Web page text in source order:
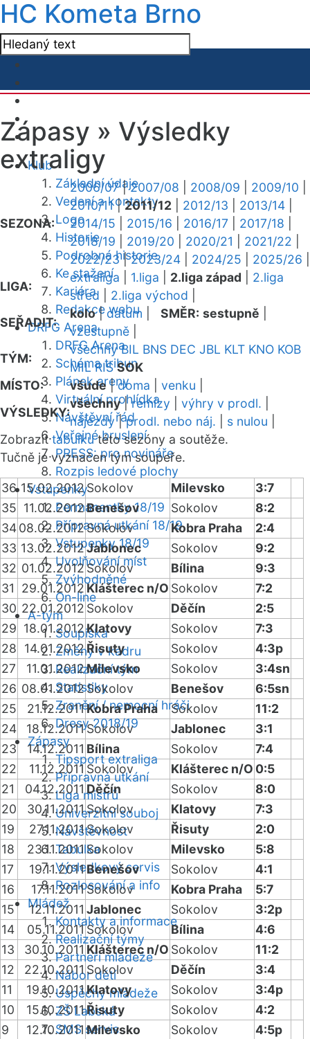
HC Kometa Brno
Klub
Základní údaje
Vedení a kontakty
Logo
Historie
Podrobná historie
Ke stažení
Kariéra
Redakce webu
DRFG Arena
DRFG Arena
Schéma tribun
Plánek areny
Virtuální prohlídka
Návštěvní řád
Veřejné bruslení
PRESS: pro novináře
Rozpis ledové plochy
Vstupenky
Permanentky 18/19
Přípravná utkání 18/19
Vstupenky 18/19
Uvolňování míst
Zvýhodněné
On-line
A-tým
Soupiska
Změny v kádru
Realizační tým
Statistiky
Zranění / nemocní hráči
Dresy 2018/19
Zápasy
Tipsport extraliga
Přípravná utkání
Liga mistrů
Univerzitní souboj
Návštěvnost
Tabulka
Výsledkový servis
Rozlosování a info
Mládež
Kontakty a informace
Realizační týmy
Partneři mládeže
Nábor dětí
Úspěchy mládeže
ZŠ Labská
SMS servis
Zápasy » Výsledky
extraligy
SEZONA:
2006/07|2007/08 2008/09 2009/10
2010/11|2011/12 2012/13 2013/14
2014/15
2015/16 2016/17 2017/18
2018/19
2019/20 2020/21 2021/22
2022/23|2023/24 2024/25 2025/26
LIGA:
extraliga 1.liga 2.liga západ
2.liga
střed
2.liga východ
SEŘADIT:
kolo|datum SMĚR: sestupně
vzestupně
TÝM:
všechny BIL BNS DEC JBL KLT KNO KOB
MIL RIS SOK
MÍSTO:
všude|doma venku
VÝSLEDKY:
všechny|remízy výhry v prodl.
nájezdy|prodl. nebo náj. s nulou
Zobrazittabulkutéto sezóny a soutěže.
Tučně je vyznačen tým soupeře.
36 15.02.2012Sokolov Milevsko
3:7
35 11.02.2012Benešov Sokolov
8:2
3408.02.2012Sokolov Kobra Praha
2:4
33 13.02.2012Jablonec Sokolov
9:2
32 01.02.2012Sokolov Bílina
9:3
31
29.01.2012Klášterec n/O Sokolov
7:2
30 22.01.2012 Sokolov Děčín
2:5
29 18.01.2012Klatovy Sokolov
7:3
28
14.01.2012Řisuty Sokolov
4:3p
27
11.01.2012Milevsko Sokolov
3:4sn
26 08.01.2012Sokolov Benešov
6:5sn
25
21.12.2011Kobra Praha Sokolov
11:2
24
18.12.2011Sokolov Jablonec
3:1
23
14.12.2011 Bílina Sokolov
7:4
22
11.12.2011 Sokolov Klášterec n/O 0:5
21
04.12.2011 Děčín Sokolov
8:0
20
30.11.2011Sokolov Klatovy
7:3
19
27.11.2011Sokolov Řisuty
2:0
18
23.11.2011 Sokolov Milevsko
5:8
17
19.11.2011Benešov Sokolov
4:1
16
17.11.2011Sokolov Kobra Praha
5:7
15
12.11.2011 Jablonec Sokolov
3:2p
14
05.11.2011Sokolov Bílina
4:6
13
30.10.2011 Klášterec n/O Sokolov
11:2
12
22.10.2011 Sokolov Děčín
3:4
11
19.10.2011Klatovy Sokolov
3:4p
10
15.10.2011Řisuty Sokolov
4:2
9
12.10.2011 Milevsko Sokolov
4:5p